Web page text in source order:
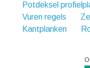
Potdeksel
Vuren regels
Kantplanken